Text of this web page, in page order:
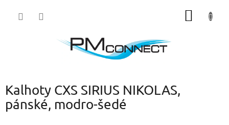
Kalhoty CXS SIRIUS NIKOLAS,
pánské, modro-šedé